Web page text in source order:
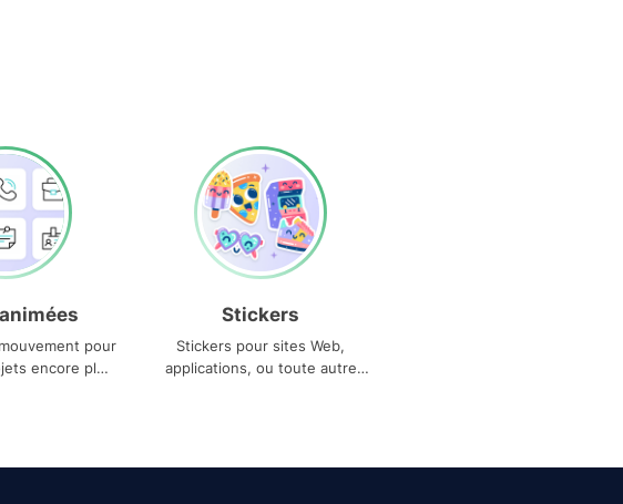
pour
encore plus
Stickers
Stickers pour sites Web,
applications, ou toute autre